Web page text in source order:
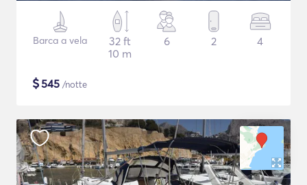
Barca a vela
32 ft
10 m
6 2 4
$545 /notte